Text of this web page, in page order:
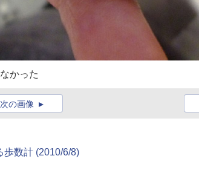
かった
次の画像
歩数計 (2010/6/8)